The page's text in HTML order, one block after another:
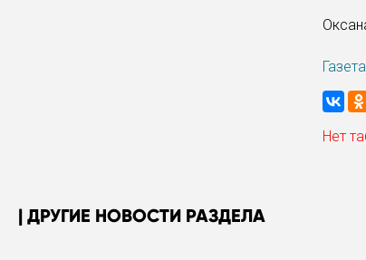
Нет
ДРУГИЕ НОВОСТИ РАЗДЕЛА